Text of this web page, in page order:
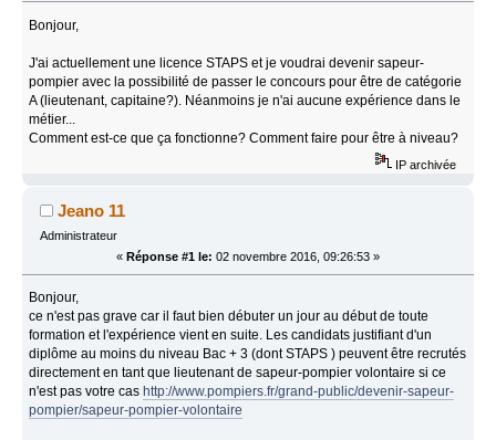
Bonjour,
J'ai actuellement une licence STAPS et je voudrai devenir sapeur-
pompier avec la possibilité de passer le concours pour être de catégorie
A (lieutenant, capitaine?). Néanmoins je n'ai aucune expérience dans le
métier...
Comment est-ce que ça fonctionne? Comment faire pour être à niveau?
IP archivée
Jeano 11
Administrateur
« Réponse #1 le: 02 novembre 2016, 09:26:53 »
Bonjour,
ce n'est pas grave car il faut bien débuter un jour au début de toute
formation et l'expérience vient en suite. Les candidats justifiant d'un
diplôme au moins du niveau Bac + 3 (dont STAPS ) peuvent être recrutés
directement en tant que lieutenant de sapeur-pompier volontaire si ce
n'est pas votre cas http://www.pompiers.fr/grand-public/devenir-sapeur-
pompier/sapeur-pompier-volontaire